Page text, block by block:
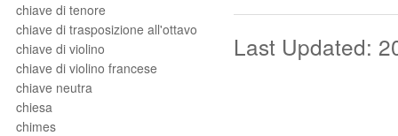
chiave di tenore
chiave di trasposizione all'ottavo
chiave di violino
chiave di violino francese
chiave neutra
chiesa
chimes
Last Updated: